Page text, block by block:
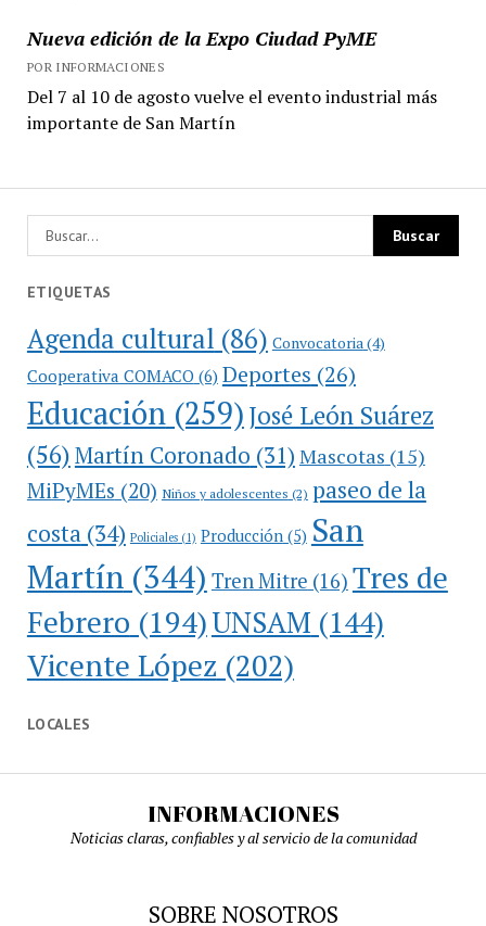
Nueva edición de la Expo Ciudad PyME
POR INFORMACIONES
Del 7 al 10 de agosto vuelve el evento industrial más
importante de San Martín
ETIQUETAS
Agenda cultural (86) Convocatoria (4)
Cooperativa COMACO(6) Deportes (26)
Educación(259)José León Suárez
(56)Martín Coronado (31) Mascotas (15)
MiPyMEs (20) Niños y adolescentes (2) paseo de la
costa(34) Policiales(1) Producción(5) San
Martín(344) Tren Mitre (16) Tres de
Febrero (194)UNSAM (144)
Vicente López (202)
LOCALES
INFORMACIONES
Noticias claras, confiables y al servicio de la comunidad
SOBRE NOSOTROS